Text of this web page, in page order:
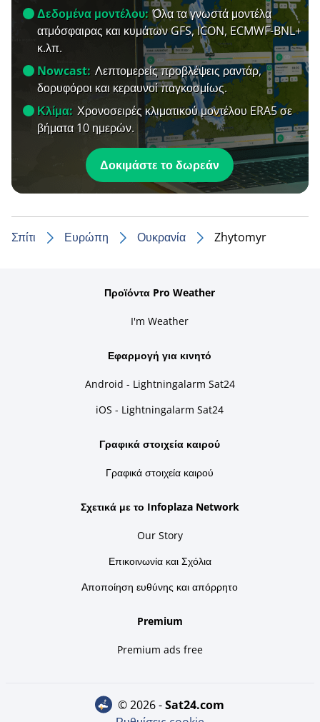
Δεδομένα μοντέλου: Όλα τα γνωστά μοντέλα
ατμόσφαιρας και κυμάτων GFS, ICON, ECMWF-BNL+
κ.λπ.
Nowcast: Λεπτομερείς προβλέψεις ραντάρ,
δορυφόροι και κεραυνοί παγκοσμίως.
Κλίμα: Χρονοσειρές κλιματικού μοντέλου ERA5 σε
βήματα 10 ημερών.
Δοκιμάστε το δωρεάν
Σπίτι Ευρώπη Ουκρανία Zhytomyr
Προϊόντα Pro Weather
I'm Weather
Εφαρμογή για κινητό
Android - Lightningalarm Sat24
iOS - Lightningalarm Sat24
Γραφικά στοιχεία καιρού
Γραφικά στοιχεία καιρού
Σχετικά με το Infoplaza Network
Our Story
Επικοινωνία και Σχόλια
Αποποίηση ευθύνης και απόρρητο
Premium
Premium ads free
© 2026 - sat24.com